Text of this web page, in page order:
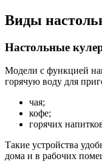
Виды
Настольные
Модели с функцией
горячую воду для
чая;
кофе;
горячих
Такие устройства
дома и в рабочих